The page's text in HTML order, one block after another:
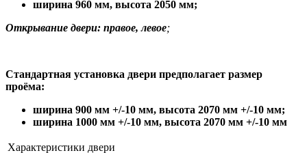
ширина 960 мм, высота 2050 мм;
Открывание двери: правое, левое;
Стандартная установка двери предполагает размер
проёма:
ширина 900 мм +/-10 мм, высота 2070 мм +/-10 мм;
ширина 1000 мм +/-10 мм, высота 2070 мм +/-10 мм
Характеристики двери